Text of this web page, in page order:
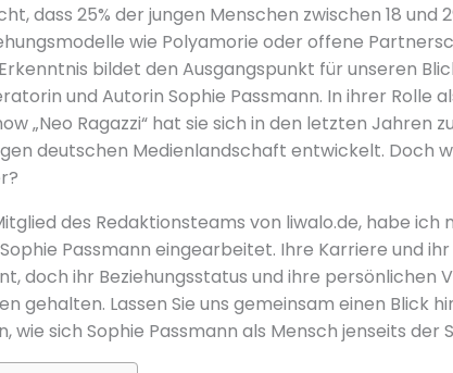
dass 25% der jungen Menschen zwischen 18 und
wie Polyamorie oder offene
bildet den Ausgangspunkt für unseren
und Autorin Sophie Passmann. In ihrer Rolle
„Neo Ragazzi“ hat sie sich in den letzten Jahren
deutschen Medienlandschaft entwickelt. Doch
des Redaktionsteams von liwalo.de, habe ich
Passmann eingearbeitet. Ihre Karriere und
doch ihr Beziehungsstatus und ihre persönlichen
gehalten. Lassen Sie uns gemeinsam einen Blick
wie sich Sophie Passmann als Mensch jenseits